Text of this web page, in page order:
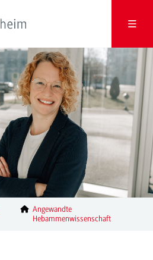
Angewandte
Hebammenwissenschaft